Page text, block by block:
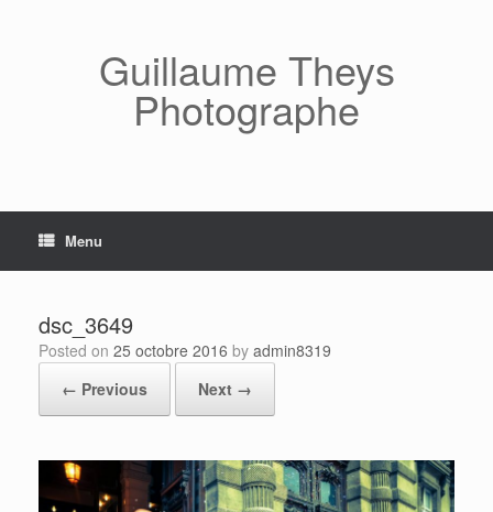
Guillaume Theys
Photographe
Menu
dsc_3649
Posted on 25 octobre 2016 by admin8319
← Previous
Next →